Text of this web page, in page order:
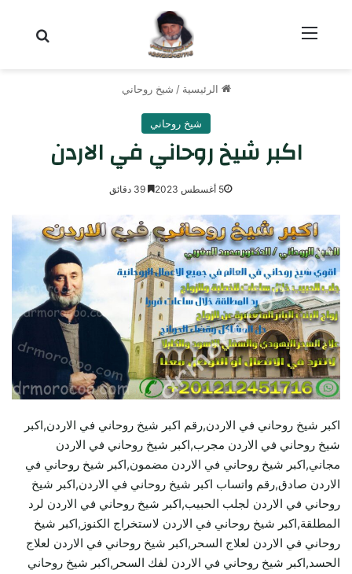
الرئيسية / شيخ روحاني
شيخ روحاني
اكبر شيخ روحاني في الاردن
5 أغسطس 2023 39 دقائق
اكبر شيخ روحاني في الاردن,رقم اكبر شيخ روحاني في الاردن,اكبر
شيخ روحاني في الاردن مجرب,اكبر شيخ روحاني في الاردن
مجاني,اكبر شيخ روحاني في الاردن مضمون,اكبر شيخ روحاني في
الاردن صادق,رقم واتساب اكبر شيخ روحاني في الاردن,اكبر شيخ
روحاني في الاردن لجلب الحبيب,اكبر شيخ روحاني في الاردن لرد
المطلقة,اكبر شيخ روحاني في الاردن لاستخراج الكنوز,اكبر شيخ
روحاني في الاردن لعلاج السحر,اكبر شيخ روحاني في الاردن لعلاج
الحسد,اكبر شيخ روحاني في الاردن لفك السحر,اكبر شيخ روحاني